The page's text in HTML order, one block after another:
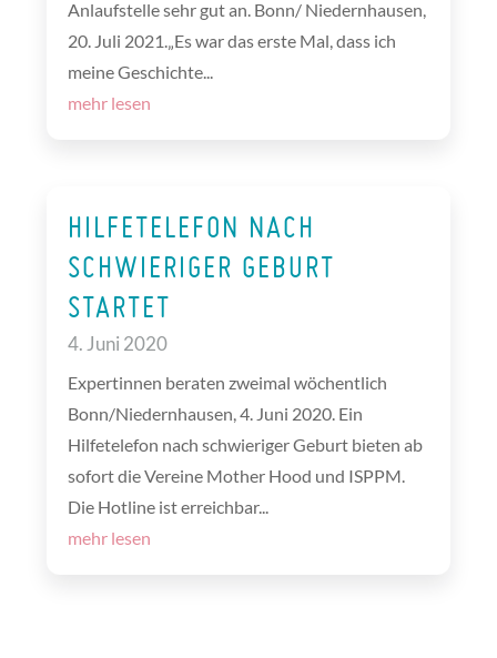
Anlaufstelle sehr gut an. Bonn/ Niedernhausen,
20. Juli 2021.„Es war das erste Mal, dass ich
meine Geschichte...
mehr lesen
HILFETELEFON NACH
SCHWIERIGER GEBURT
STARTET
4. Juni 2020
Expertinnen beraten zweimal wöchentlich
Bonn/Niedernhausen, 4. Juni 2020. Ein
Hilfetelefon nach schwieriger Geburt bieten ab
sofort die Vereine Mother Hood und ISPPM.
Die Hotline ist erreichbar...
mehr lesen